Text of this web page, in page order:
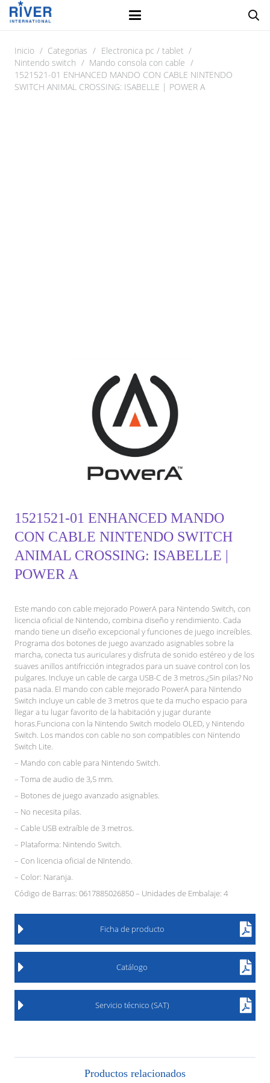
Inicio / Categorias / Electronica pc / tablet /
Nintendo switch / Mando consola con cable /
1521521-01 ENHANCED MANDO CON CABLE NINTENDO
SWITCH ANIMAL CROSSING: ISABELLE | POWER A
1521521-01 ENHANCED MANDO
CON CABLE NINTENDO SWITCH
ANIMAL CROSSING: ISABELLE |
POWER A
Este mando con cable mejorado PowerA para Nintendo Switch, con
licencia oficial de Nintendo, combina diseño y rendimiento. Cada
mando tiene un diseño excepcional y funciones de juego increíbles.
Programa dos botones de juego avanzado asignables sobre la
marcha, conecta tus auriculares y disfruta de sonido estéreo y de los
suaves anillos antifricción integrados para un suave control con los
pulgares. Incluye un cable de carga USB-C de 3 metros.¿Sin pilas? No
pasa nada. El mando con cable mejorado PowerA para Nintendo
Switch incluye un cable de 3 metros que te da mucho espacio para
llegar a tu lugar favorito de la habitación y jugar durante
horas.Funciona con la Nintendo Switch modelo OLED, y Nintendo
Switch. Los mandos con cable no son compatibles con Nintendo
Switch Lite.
– Mando con cable para Nintendo Switch.
– Toma de audio de 3,5 mm.
– Botones de juego avanzado asignables.
– No necesita pilas.
– Cable USB extraíble de 3 metros.
– Plataforma: Nintendo Switch.
– Con licencia oficial de NIntendo.
– Color: Naranja.
Código de Barras: 0617885026850 – Unidades de Embalaje: 4
Ficha de producto
Catálogo
Servicio técnico (SAT)
Productos relacionados